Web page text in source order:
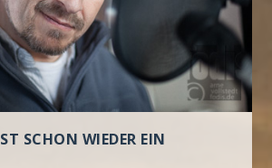
SCHON WIEDER EIN